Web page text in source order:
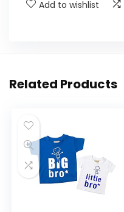
Add to wishlist
Related Products